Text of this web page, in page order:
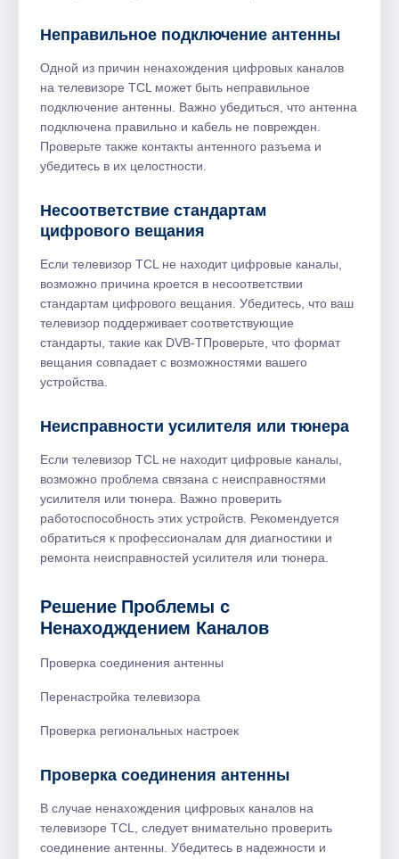
Неправильное подключение антенны
Одной из причин ненахождения цифровых каналов
на телевизоре TCL может быть неправильное
подключение антенны. Важно убедиться, что антенна
подключена правильно и кабель не поврежден.
Проверьте также контакты антенного разъема и
убедитесь в их целостности.
Несоответствие стандартам
цифрового вещания
Если телевизор TCL не находит цифровые каналы,
возможно причина кроется в несоответствии
стандартам цифрового вещания. Убедитесь, что ваш
телевизор поддерживает соответствующие
стандарты, такие как DVB-TПроверьте, что формат
вещания совпадает с возможностями вашего
устройства.
Неисправности усилителя или тюнера
Если телевизор TCL не находит цифровые каналы,
возможно проблема связана с неисправностями
усилителя или тюнера. Важно проверить
работоспособность этих устройств. Рекомендуется
обратиться к профессионалам для диагностики и
ремонта неисправностей усилителя или тюнера.
Решение Проблемы с
Ненаходждением Каналов
Проверка соединения антенны
Перенастройка телевизора
Проверка региональных настроек
Проверка соединения антенны
В случае ненахождения цифровых каналов на
телевизоре TCL, следует внимательно проверить
соединение антенны. Убедитесь в надежности и